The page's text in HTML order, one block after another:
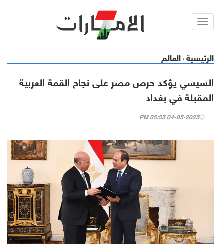
Toggl
الرئيسية / العالم
السيسي يؤكد حرص مصر على نجاح القمة العربية
المقبلة في بغداد
04-05-2025 05:55 PM